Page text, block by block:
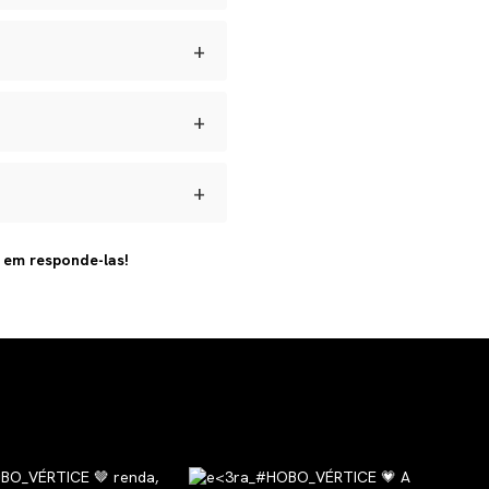
+
+
+
responde-las!